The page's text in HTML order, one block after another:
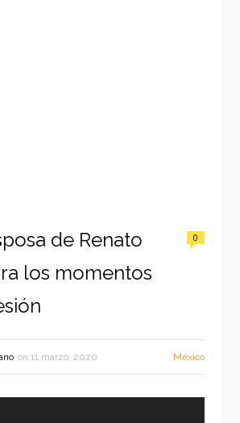
de Renato
los momentos
0
on 11 marzo, 2020 México